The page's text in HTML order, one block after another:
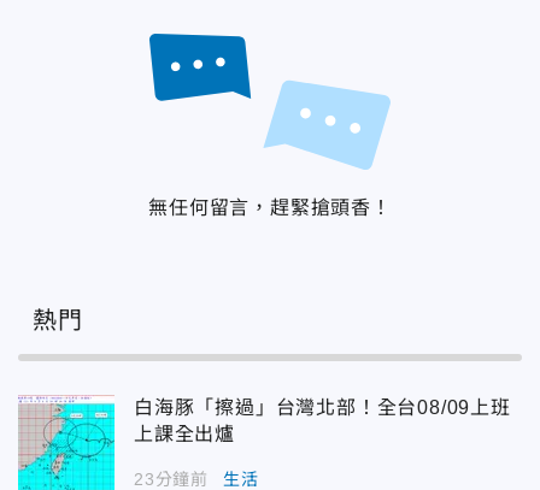
無任何留言，趕緊搶頭香！
熱門
白海豚「擦過」台灣北部！全台08/09上班
上課全出爐
23分鐘前 生活